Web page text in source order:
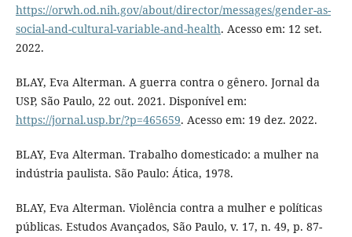
https://orwh.od.nih.gov/about/director/messages/gender-as-
social-and-cultural-variable-and-health. Acesso em: 12 set.
2022.
BLAY, Eva Alterman. A guerra contra o gênero. Jornal da
USP, São Paulo, 22 out. 2021. Disponível em:
https://jornal.usp.br/?p=465659. Acesso em: 19 dez. 2022.
BLAY, Eva Alterman. Trabalho domesticado: a mulher na
indústria paulista. São Paulo: Ática, 1978.
BLAY, Eva Alterman. Violência contra a mulher e políticas
públicas. Estudos Avançados, São Paulo, v. 17, n. 49, p. 87-